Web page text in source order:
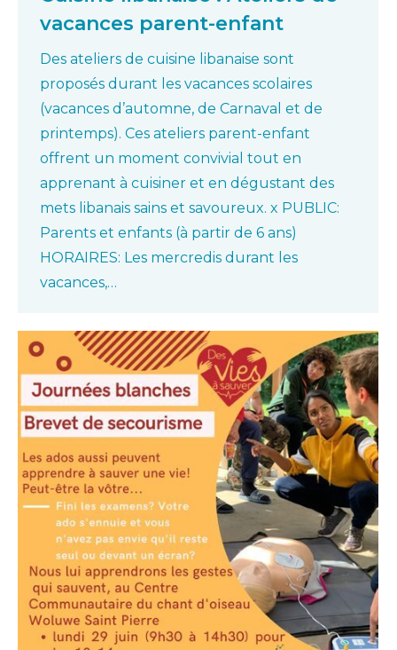
vacances parent-enfant
Des ateliers de cuisine libanaise sont
proposés durant les vacances scolaires
(vacances d’automne, de Carnaval et de
printemps). Ces ateliers parent-enfant
offrent un moment convivial tout en
apprenant à cuisiner et en dégustant des
mets libanais sains et savoureux. x PUBLIC:
Parents et enfants (à partir de 6 ans)
HORAIRES: Les mercredis durant les
vacances,…